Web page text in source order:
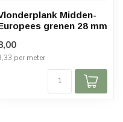
Midden-
grenen 28 mm
per meter